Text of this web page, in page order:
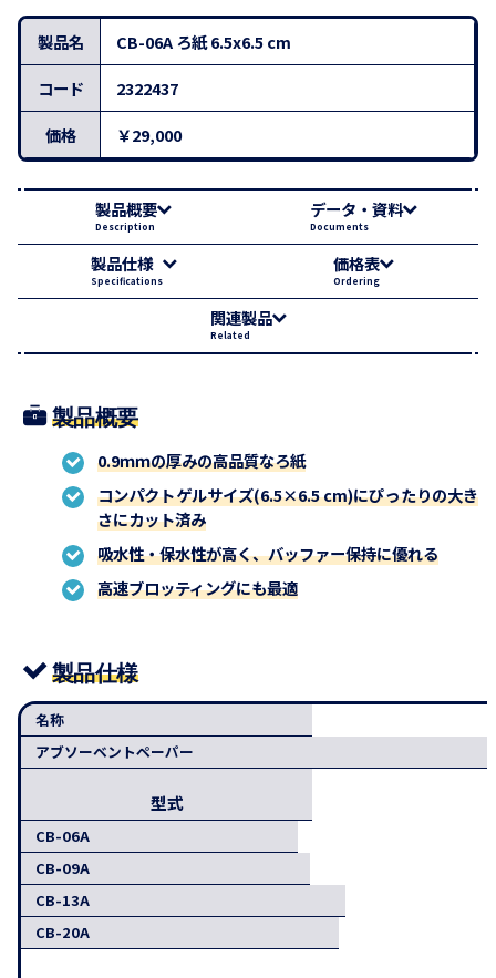
製品名
CB-06A ろ紙 6.5x6.5 cm
コード
2322437
価格
￥29,000
製品概要
Description
データ・資料
Documents
製品仕様
Specifications
価格表
Ordering
関連製品
Related
製品概要
0.9ｍｍの厚みの高品質なろ紙
コンパクトゲルサイズ(6.5×6.5 cm)にぴったりの大き
さにカット済み
吸水性・保水性が高く、バッファー保持に優れる
高速ブロッティングにも最適
製品仕様
名称
アブソーベントペーパー
型式
CB-06A
CB-09A
CB-13A
CB-20A